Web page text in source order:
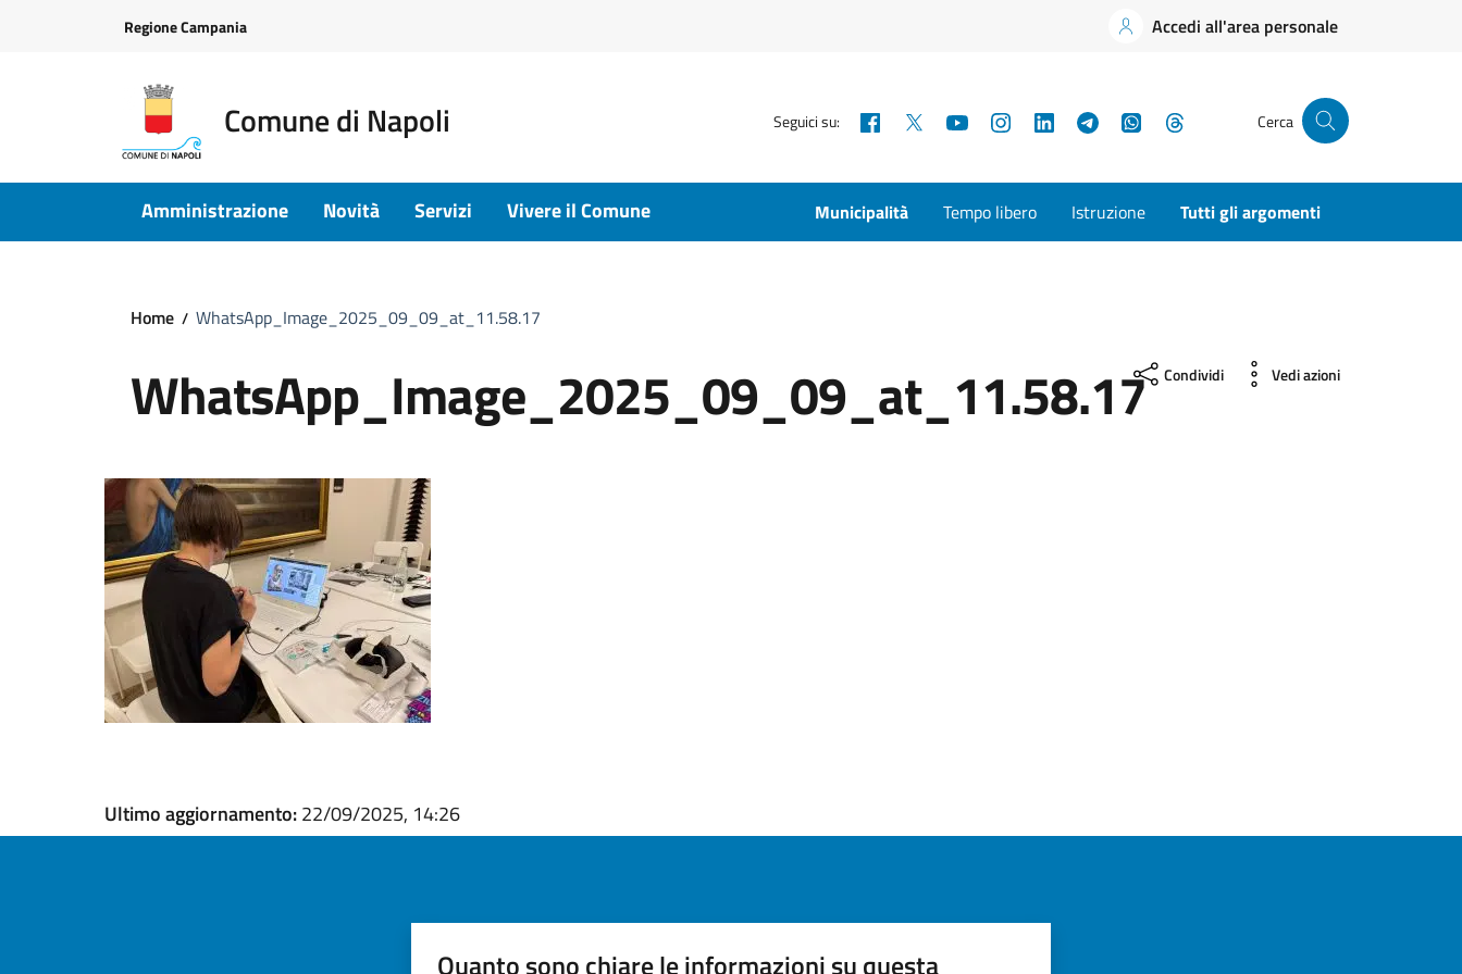
Regione Campania Accedi all'area personale
Comune di Napoli Seguici su: Facebook YouTubeInstagramLinkedInTelegramWhatsApp Cerca
Amministrazione Novità Servizi Vivere il Comune Municipalità Tempo libero Istruzione Tutti gli argomenti
Home WhatsApp_Image_2025_09_09_at_11.58.17
WhatsApp_Image_2025_09_09_at_11.58.17 Condividi Vedi azioni
Ultimo aggiornamento:22/09/2025, 14:26
Quanto sono chiare le informazioni su questa